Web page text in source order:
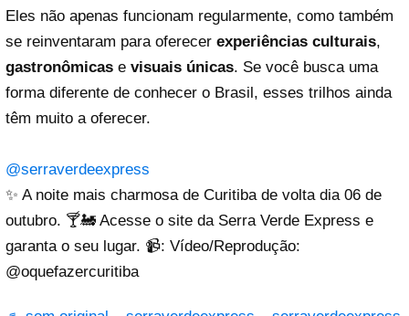
Eles não apenas funcionam regularmente, como também
se reinventaram para oferecer experiências culturais,
gastronômicas e visuais únicas. Se você busca uma
forma diferente de conhecer o Brasil, esses trilhos ainda
têm muito a oferecer.
@serraverdeexpress
✨ A noite mais charmosa de Curitiba de volta dia 06 de
outubro. 🍸🚂 Acesse o site da Serra Verde Express e
garanta o seu lugar. 📹: Vídeo/Reprodução:
@oquefazercuritiba